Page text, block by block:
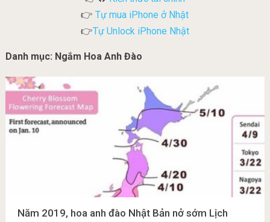
👉 Tự mua iPhone ở Nhật
👉Tự Unlock iPhone Nhật
Danh mục: Ngắm Hoa Anh Đào
Năm 2019, hoa anh đào Nhật Bản nở sớm Lịch